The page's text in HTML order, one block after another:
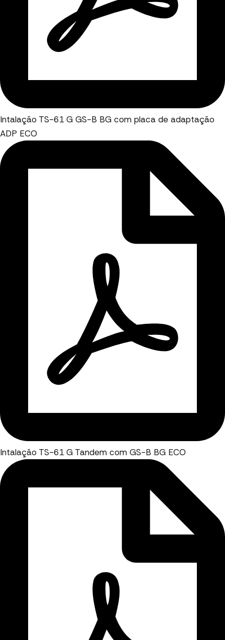
Intalação TS-61 G GS-B BG com placa de adaptação
ADP ECO
Intalação TS-61 G Tandem com GS-B BG ECO